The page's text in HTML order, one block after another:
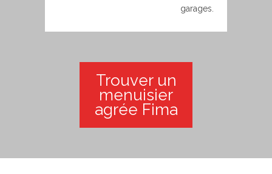
garages.
Trouver un
menuisier
agrée Fima